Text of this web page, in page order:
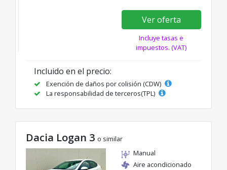
Ver oferta
Incluye tasas e
impuestos. (VAT)
Incluido en el precio:
Exención de daños por colisión (CDW)
La responsabilidad de terceros(TPL)
Dacia Logan 3 o similar
Manual
Aire acondicionado